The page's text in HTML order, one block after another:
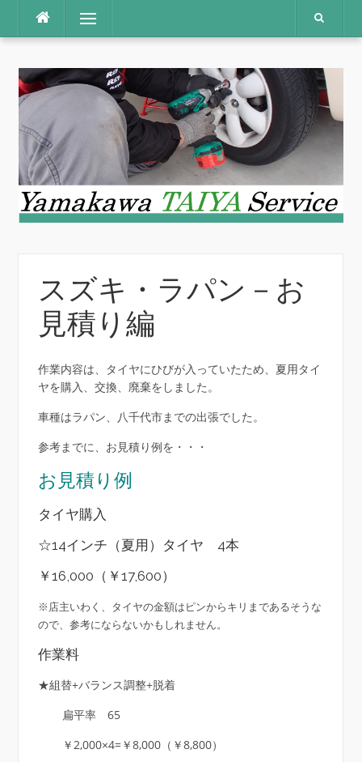
テ
メニュー
スズキ・ラパン－お
見積り編
作業内容は、タイヤにひびが入っていたため、夏用タイ
ヤを購入、交換、廃棄をしました。
車種はラパン、八千代市までの出張でした。
参考までに、お見積り例を・・・
お見積り例
タイヤ購入
☆14インチ（夏用）タイヤ 4本
￥16,000（￥17,600）
※店主いわく、タイヤの金額はピンからキリまであるそうな
ので、参考にならないかもしれません。
作業料
★組替+バランス調整+脱着
扁平率 65
￥2,000×4=￥8,000（￥8,800）